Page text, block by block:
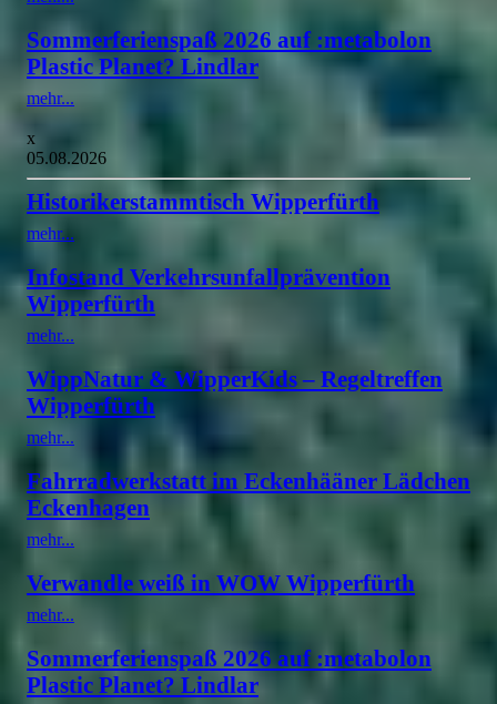
Sommerferienspaß 2026 auf :metabolon
Plastic Planet? Lindlar
mehr...
x
05.08.2026
Historikerstammtisch Wipperfürth
mehr...
Infostand Verkehrsunfallprävention
Wipperfürth
mehr...
WippNatur & WipperKids – Regeltreffen
Wipperfürth
mehr...
Fahrradwerkstatt im Eckenhääner Lädchen
Eckenhagen
mehr...
Verwandle weiß in WOW Wipperfürth
mehr...
Sommerferienspaß 2026 auf :metabolon
Plastic Planet? Lindlar